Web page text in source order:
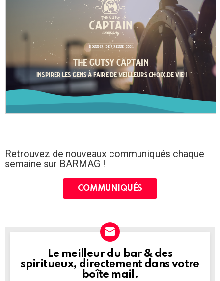
Retrouvez de nouveaux communiqués chaque
semaine sur BARMAG !
COMMUNIQUÉS
NEWSLETTER
Le meilleur du bar & des
spiritueux, directement dans votre
boîte mail.